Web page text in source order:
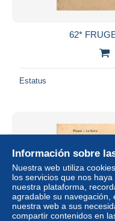
62*
Estatus
Información sobre
Nuestra web utiliza
los servicios que nos
nuestra plataforma,
agradable su navegación,
nuestra web a sus
compartir contenidos en